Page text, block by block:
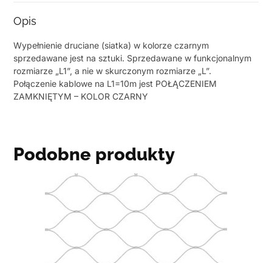
Opis
Wypełnienie druciane (siatka) w kolorze czarnym
sprzedawane jest na sztuki. Sprzedawane w funkcjonalnym
rozmiarze „L1”, a nie w skurczonym rozmiarze „L”.
Połączenie kablowe na L1=10m jest POŁĄCZENIEM
ZAMKNIĘTYM – KOLOR CZARNY
Podobne produkty